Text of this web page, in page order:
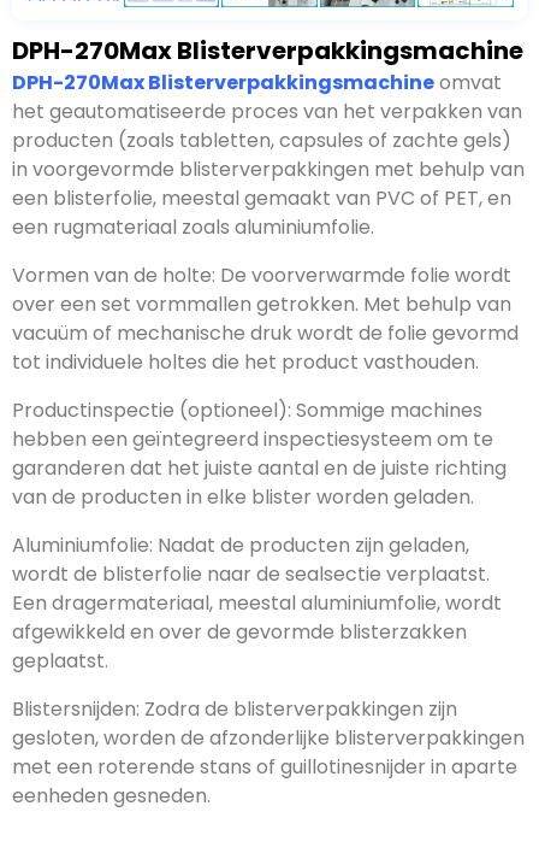
DPH-270Max Blisterverpakkingsmachine
DPH-270Max Blisterverpakkingsmachineomvat
het geautomatiseerde proces van het verpakken van
producten (zoals tabletten, capsules of zachte gels)
in voorgevormde blisterverpakkingen met behulp van
een blisterfolie, meestal gemaakt van PVC of PET, en
een rugmateriaal zoals aluminiumfolie.
Vormen van de holte: De voorverwarmde folie wordt
over een set vormmallen getrokken. Met behulp van
vacuüm of mechanische druk wordt de folie gevormd
tot individuele holtes die het product vasthouden.
Productinspectie (optioneel): Sommige machines
hebben een geïntegreerd inspectiesysteem om te
garanderen dat het juiste aantal en de juiste richting
van de producten in elke blister worden geladen.
Aluminiumfolie: Nadat de producten zijn geladen,
wordt de blisterfolie naar de sealsectie verplaatst.
Een dragermateriaal, meestal aluminiumfolie, wordt
afgewikkeld en over de gevormde blisterzakken
geplaatst.
Blistersnijden: Zodra de blisterverpakkingen zijn
gesloten, worden de afzonderlijke blisterverpakkingen
met een roterende stans of guillotinesnijder in aparte
eenheden gesneden.